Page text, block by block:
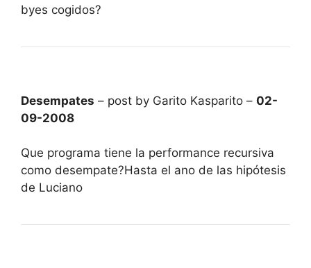
byes cogidos?
Desempates – post by Garito Kasparito – 02-
09-2008
Que programa tiene la performance recursiva
como desempate?Hasta el ano de las hipótesis
de Luciano